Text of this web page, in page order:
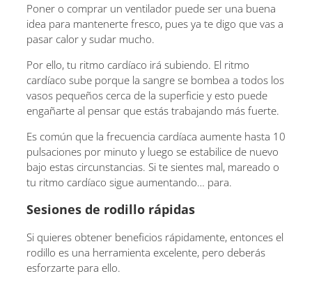
Poner o comprar un ventilador puede ser una buena
idea para mantenerte fresco, pues ya te digo que vas a
pasar calor y sudar mucho.
Por ello, tu ritmo cardíaco irá subiendo. El ritmo
cardíaco sube porque la sangre se bombea a todos los
vasos pequeños cerca de la superficie y esto puede
engañarte al pensar que estás trabajando más fuerte.
Es común que la frecuencia cardíaca aumente hasta 10
pulsaciones por minuto y luego se estabilice de nuevo
bajo estas circunstancias. Si te sientes mal, mareado o
tu ritmo cardíaco sigue aumentando… para.
Sesiones de rodillo rápidas
Si quieres obtener beneficios rápidamente, entonces el
rodillo es una herramienta excelente, pero deberás
esforzarte para ello.